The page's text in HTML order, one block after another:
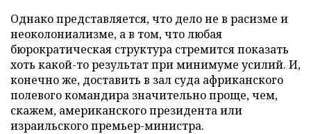
Однако представляется, что дело не в расизме и
неоколониализме, а в том, что любая
бюрократическая структура стремится показать
хоть какой-то результат при минимуме усилий. И,
конечно же, доставить в зал суда африканского
полевого командира значительно проще, чем,
скажем, американского президента или
израильского премьер-министра.